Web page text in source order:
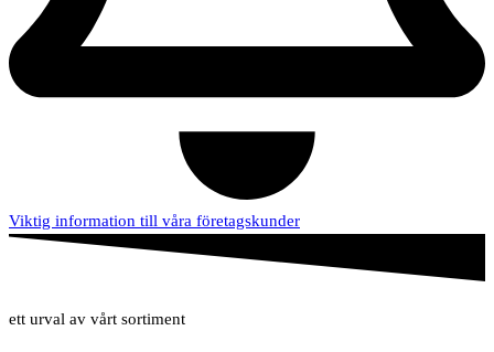
Viktig information till våra företagskunder
ett urval av vårt sortiment